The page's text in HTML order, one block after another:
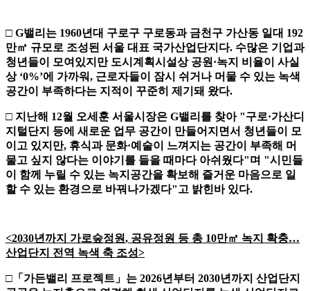
□ G밸리는 1960년대 구로구 구로동과 금천구 가산동 일대 192
만㎡ 규모로 조성된 서울 대표 국가산업단지다. 수많은 기업과
청년들이 모여있지만 도시계획시설상 공원 ·녹지 비율이 사실
상 ‘0%’에 가까워, 근로자들이 잠시 쉬거나 머물 수 있는 녹색
공간이 부족하다는 지적이 꾸준히 제기돼 왔다.
□ 지난해 12월 오세훈 서울시장은 G밸리를 찾아 "구로·가산디
지털단지 등에 새로운 업무 공간이 만들어지면서 청년들이 모
이고 있지만, 휴식과 문화·예술이 느껴지는 공간이 부족해 머
물고 싶지 않다는 이야기를 들을 때마다 아쉬웠다"며 "시민들
이 함께 누릴 수 있는 녹지공간을 확보해 즐거운 마음으로 일
할 수 있는 환경으로 바꿔나가겠다"고 밝힌바 있다.
<2030년까지 가로숲정원, 공유정원 등 총 10만㎡ 녹지 확충…
산업단지 전역 녹색 축 조성>
□「 가든밸리 프로젝트 」 는 2026년부터 2030년까지 산업단지